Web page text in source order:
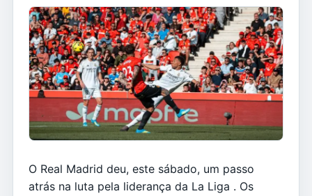
O Real Madrid deu, este sábado, um passo
atrás na luta pela liderança da La Liga . Os